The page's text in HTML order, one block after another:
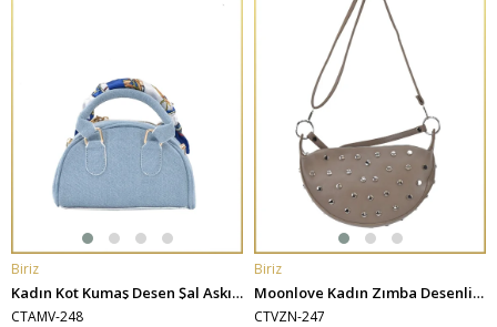
SEPETE EKLE
Biriz
Kadın Kot Kumaş Desen Şal Askılı El ve Omuz Çantacı - Açık Mavi
CTAMV-248
SEPETE EKLE
Biriz
Moonlove Kadın Zımba Desenli El ve Omuz Çantası - Vizon
CTVZN-247